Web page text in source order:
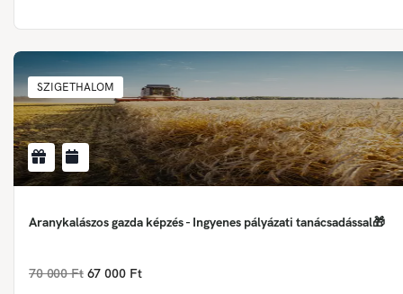
SZIGETHALOM
Aranykalászos gazda képzés - Ingyenes pályázati tanácsadással🎁
70 000 Ft 67 000 Ft